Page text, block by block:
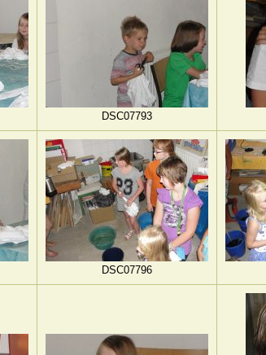
DSC07793
DSC07796